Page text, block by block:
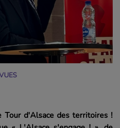
Tour d'Alsace des territoires !